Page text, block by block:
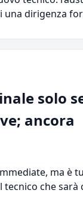
una dirigenza
solo
ancora
ma è
che sarà